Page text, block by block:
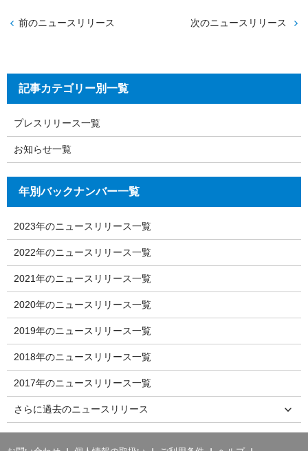
前のニュースリリース 次のニュースリリース
記事カテゴリー別一覧
プレスリリース一覧
お知らせ一覧
年別バックナンバー一覧
2023年のニュースリリース一覧
2022年のニュースリリース一覧
2021年のニュースリリース一覧
2020年のニュースリリース一覧
2019年のニュースリリース一覧
2018年のニュースリリース一覧
2017年のニュースリリース一覧
さらに過去のニュースリリース